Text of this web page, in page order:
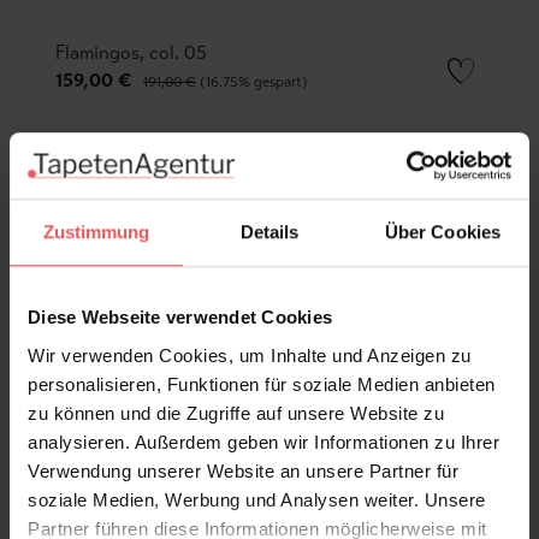
Zustimmung Details Über Cookies
Diese Webseite verwendet Cookies
Wir verwenden Cookies, um Inhalte und Anzeigen zu
personalisieren, Funktionen für soziale Medien anbieten
zu können und die Zugriffe auf unsere Website zu
analysieren. Außerdem geben wir Informationen zu Ihrer
Verwendung unserer Website an unsere Partner für
soziale Medien, Werbung und Analysen weiter. Unsere
Partner führen diese Informationen möglicherweise mit
Flamingos, col. 05
159,00 €
191,00 € (16.75% gespart)